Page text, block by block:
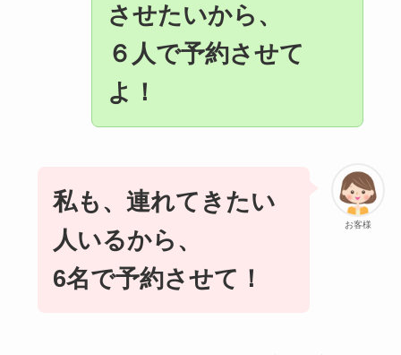
させたいから、
６人で予約させて
よ！
お客様
私も、連れてきたい
人いるから、
6名で予約させて！